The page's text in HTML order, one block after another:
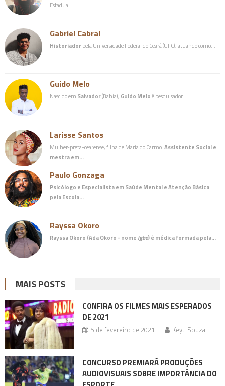
Estadual…
Gabriel Cabral
Historiadorpela Universidade Federal do Ceará (UFC), atuando como…
Guido Melo
Nascido em Salvador(Bahia), Guido Meloé pesquisador…
Larisse Santos
Mulher-preta-cearense, filha de Maria do Carmo.Assistente Social e
mestra em…
Paulo Gonzaga
Psicólogo e Especialista em Saúde Mental e Atenção Básica
pela Escola…
Rayssa Okoro
Rayssa Okoro (Ada Okoro - nome igbo) é médicaformada pela…
MAIS POSTS
CONFIRA OS FILMES MAIS ESPERADOS
DE 2021
5 de fevereiro de 2021 Keyti Souza
CONCURSO PREMIARÁ PRODUÇÕES
AUDIOVISUAIS SOBRE IMPORTÂNCIA DO